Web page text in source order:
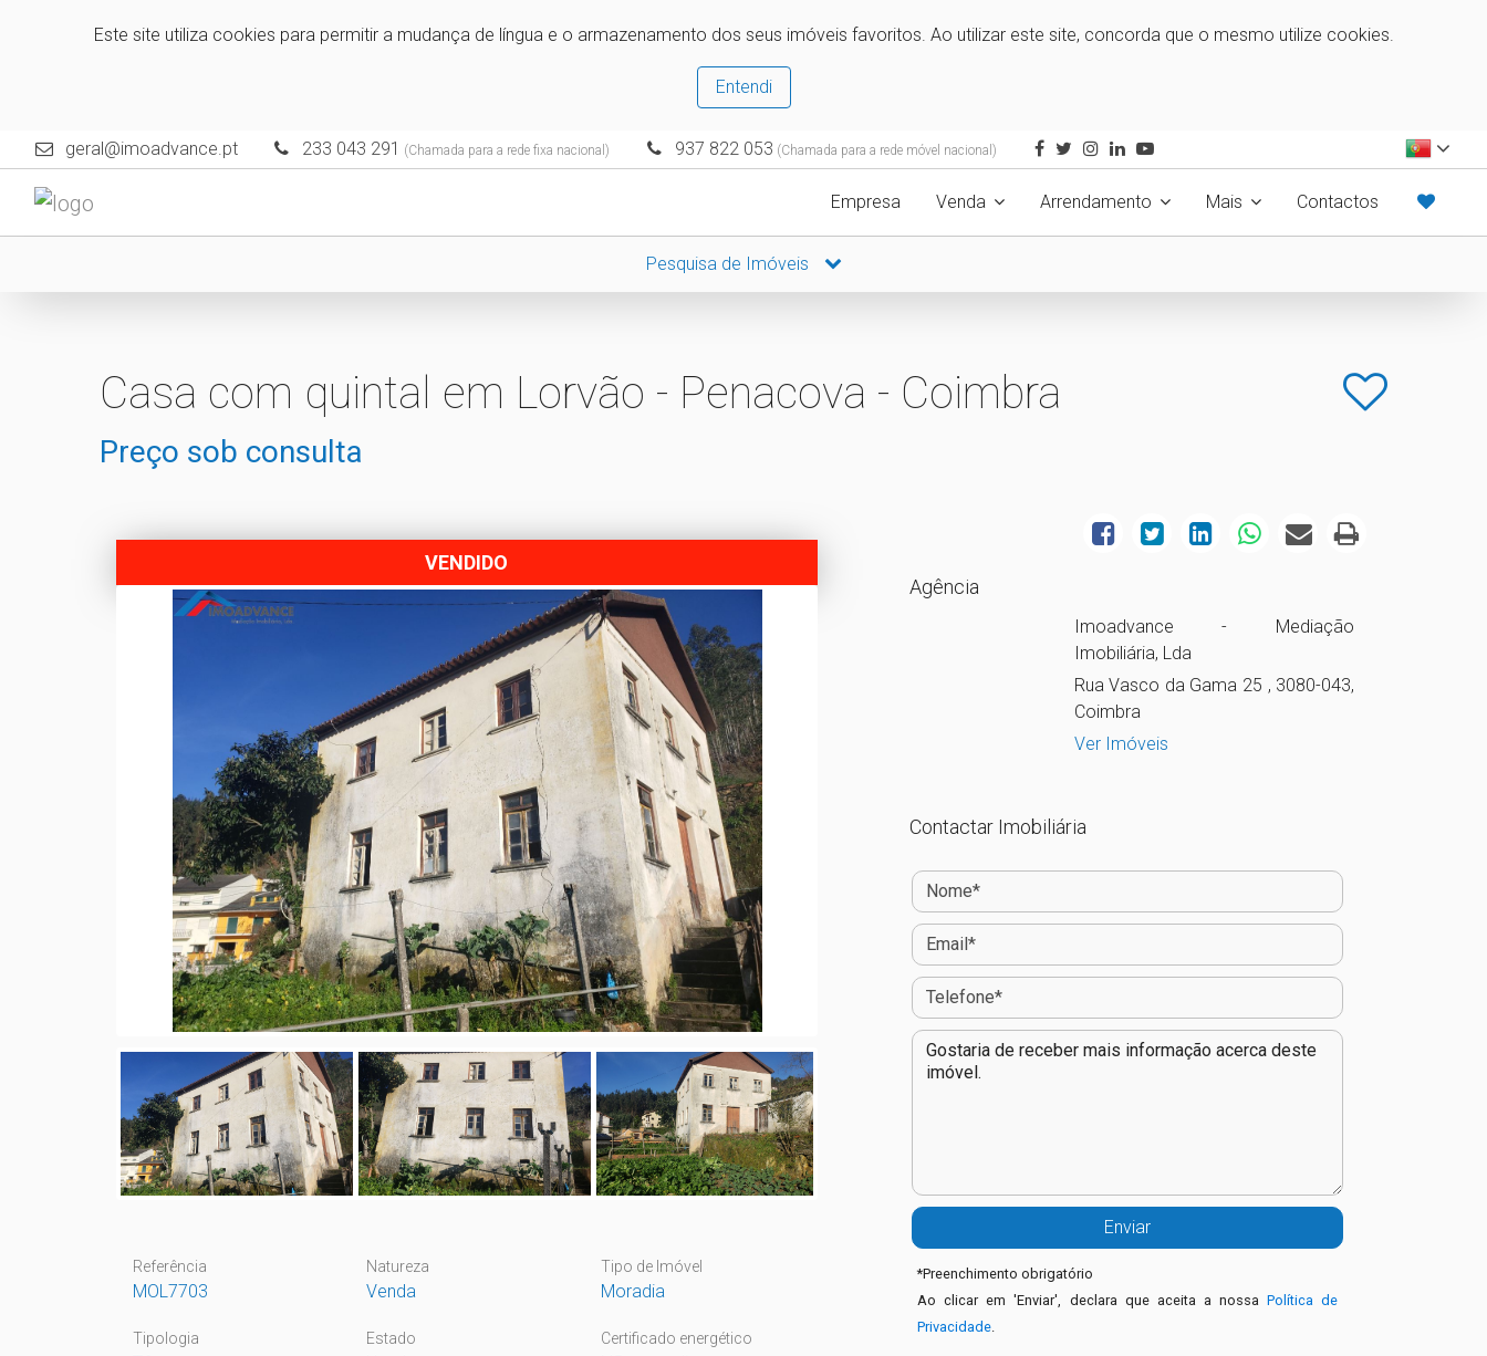
Este site utiliza cookies para permitir a mudança de língua e o armazenamento dos seus imóveis favoritos. Ao utilizar este site, concorda que o mesmo utilize cookies.
Entendi
geral@imoadvance.pt 233 043 291 (Chamada para a rede fixa nacional) 937 822 053 (Chamada para a rede móvel nacional)
Empresa Venda Arrendamento Mais Contactos
Pesquisa de Imóveis
Casa com quintal em Lorvão - Penacova - Coimbra
Preço sob consulta
VENDIDO
Referência
MOL7703
Natureza
Venda
Tipo de Imóvel
Moradia
Tipologia Estado Certificado energético
Agência
Imoadvance - Mediação
Imobiliária, Lda
Rua Vasco da Gama 25 , 3080-043,
Coimbra
Ver Imóveis
Contactar Imobiliária
*Preenchimento obrigatório
Ao clicar em 'Enviar', declara que aceita a nossaPolítica de
Privacidade.